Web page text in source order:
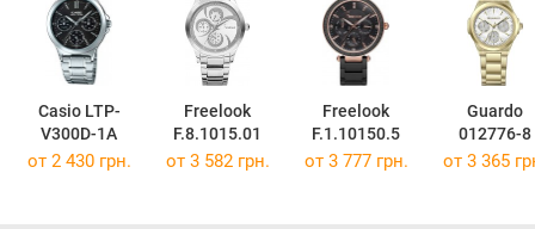
Casio LTP-
V300D-1A
Freelook
F.8.1015.01
Freelook
F.1.10150.5
Guardo
012776-8
от 2 430 грн. от 3 582 грн. от 3 777 грн. от 3 365